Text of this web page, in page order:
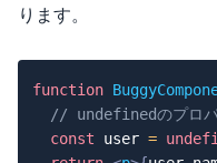
ります。
function
// undefinedのプロパ
const user =